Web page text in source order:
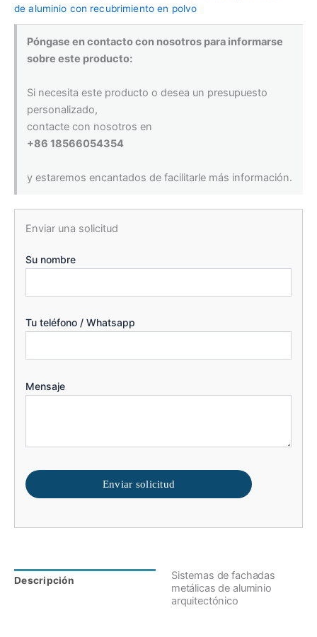
de aluminio con recubrimiento en polvo
Póngase en contacto con nosotros para informarse
sobre este producto:
Si necesita este producto o desea un presupuesto
personalizado,
contacte con nosotros en
+86 18566054354
y estaremos encantados de facilitarle más información.
Enviar una solicitud
Su nombre
Tu teléfono / Whatsapp
Mensaje
Enviar solicitud
Descripción Valoraciones (0)
Sistemas de fachadas
metálicas de aluminio
arquitectónico